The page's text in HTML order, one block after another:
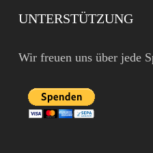
UNTERSTÜTZUNG
Wir freuen uns über jede